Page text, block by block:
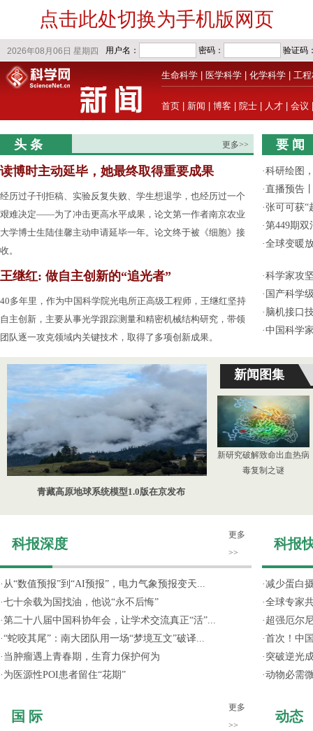
点击此处切换为手机版网页
生命科学 医学科学 化学科学 工
首页 新闻 博客 院士 人才 会议
头 条 更多>>
读博时主动延毕，她最终取得重要成果
经历过子刊拒稿、实验反复失败、学生想退学，也经历过一个
艰难决定——为了冲击更高水平成果，论文第一作者南京农业
大学博士生陆佳馨主动申请延毕一年。论文终于被《细胞》接
收。
王继红: 做自主创新的“追光者”
40多年里，作为中国科学院光电所正高级工程师，王继红坚持
自主创新，主要从事光学跟踪测量和精密机械结构研究，带领
团队逐一攻克领域内关键技术，取得了多项创新成果。
要 闻
·科研绘图
·直播预告
·张可可获“
·第449期双
·全球变暖
·科学家攻
· 国产科学
· 脑机接口
·中国科学
青藏高原地球系统模型1.0版在京发布
新闻图集
新研究破解致命出血热病
毒复制之谜
科报深度
更多
>>
· 从“数值预报”到“AI预报”，电力气象预报变天...
·七十余载为国找油，他说“永不后悔”
·第二十八届中国科协年会，让学术交流真正“活”...
·“蛇咬其尾”：南大团队用一场“梦境互文”破译...
· 当肿瘤遇上青春期，生育力保护何为
· 为医源性POI患者留住“花期”
国 际
更多
>>
科报
·减少蛋白
·全球专家
· 超强厄尔
·首次！中
· 突破逆光
·动物必需
动态